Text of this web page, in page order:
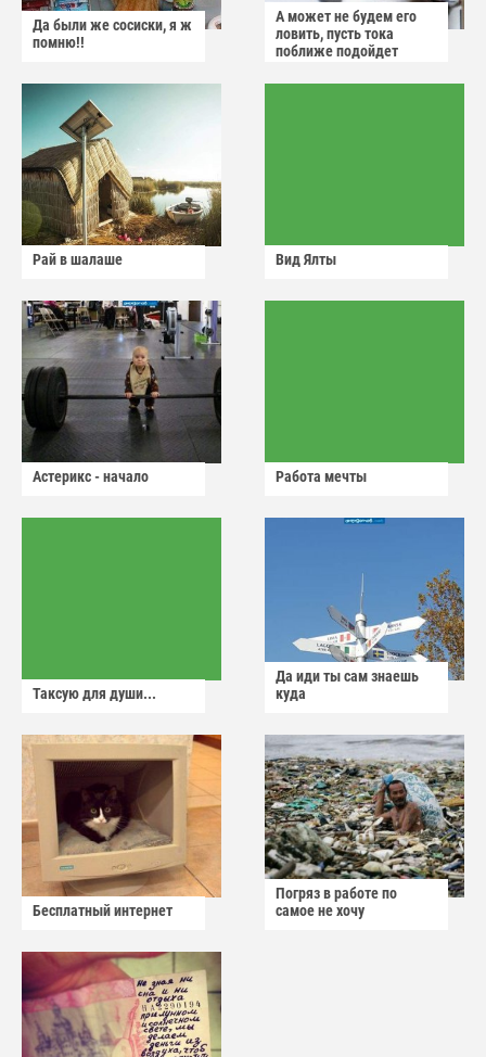
Да были же сосиски, я ж
помню!!
А может не будем его
ловить, пусть тока
поближе подойдет
Рай в шалаше Вид Ялты
Астерикс - начало Работа мечты
Таксую для души...
Да иди ты сам знаешь
куда
Бесплатный интернет
Погряз в работе по
самое не хочу